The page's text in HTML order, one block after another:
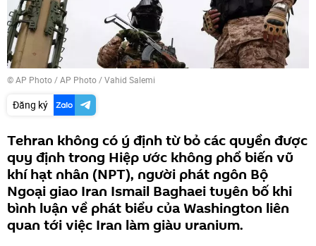
© AP Photo / AP Photo / Vahid Salemi
Đăng ký
Tehran không có ý định từ bỏ các quyền được
quy định trong Hiệp ước không phổ biến vũ
khí hạt nhân (NPT), người phát ngôn Bộ
Ngoại giao Iran Ismail Baghaei tuyên bố khi
bình luận về phát biểu của Washington liên
quan tới việc Iran làm giàu uranium.